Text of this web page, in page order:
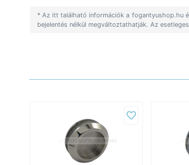
* Az itt található információk a fogantyushop.hu
bejelentés nélkül megváltoztathatják. Az